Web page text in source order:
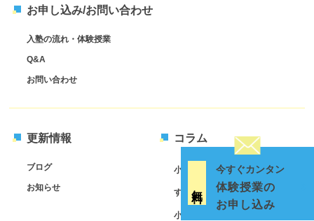
今すぐカンタン
体験授業の
お申し込み
お申し込み/お問い合わせ
入塾の流れ・体験授業
Q&A
お問い合わせ
更新情報
ブログ
お知らせ
コラム
小学英語は塾で補強
すべての科目は読解力から
小学生の塾通いは必要？3つのポ